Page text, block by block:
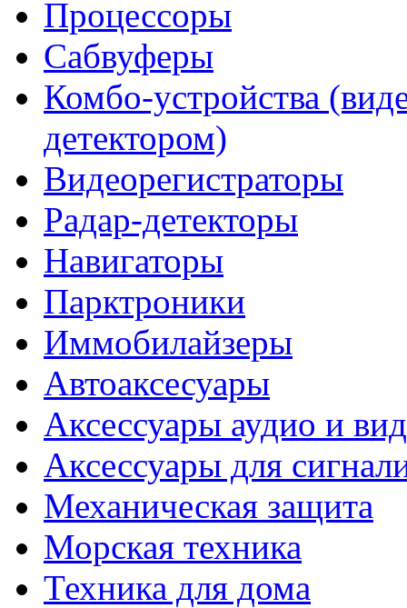
Процессоры
Сабвуферы
Комбо-устройства
детектором)
Видеорегистраторы
Радар-детекторы
Навигаторы
Парктроники
Иммобилайзеры
Автоаксесуары
Аксессуары аудио и
Аксессуары для
Механическая защита
Морская техника
Техника для дома